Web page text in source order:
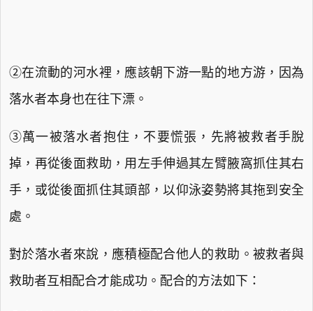
②在流動的河水裡，應該朝下游一點的地方游，因為
落水者本身也在往下漂。
③萬一被落水者抱住，不要慌張，先將被救者手脫
掉，再從後面救助，用左手伸過其左臂腋窩抓住其右
手，或從後面抓住其頭部，以仰泳姿勢將其拖到安全
處。
對於落水者來說，應積極配合他人的救助。被救者與
救助者互相配合才能成功。配合的方法如下：